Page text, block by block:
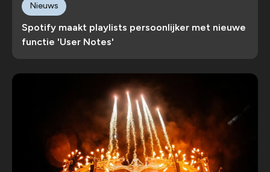
Spotify maakt playlists persoonlijker met nieuwe
functie 'User Notes'
Nieuws